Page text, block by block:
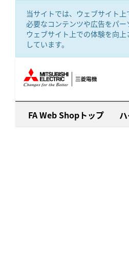
当サイトでは、ウェブサイト
必要なコンテンツや広告をパ
ウェブサイト上での体験を向
しています。
FA Web Shopトップ